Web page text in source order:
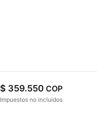
$ 359.550 COP
Impuestos no incluidos